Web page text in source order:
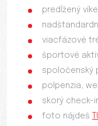
predĺžený
viacfázové
športové
spoločenský
polpenzia,
skorý check-
foto nájdeš